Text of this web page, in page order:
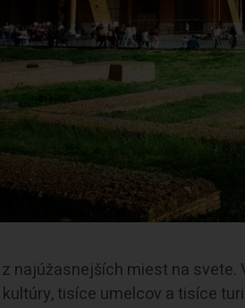
najúžasnejších miest na
tisíce umelcov a tisíce